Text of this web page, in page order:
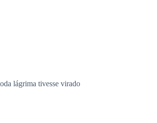
lágrima tivesse virado